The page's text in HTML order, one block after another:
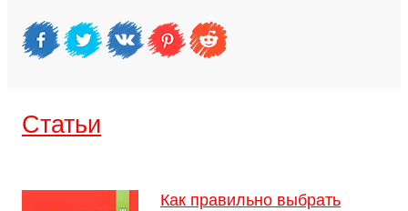
Cтатьи
Как правильно выбрать